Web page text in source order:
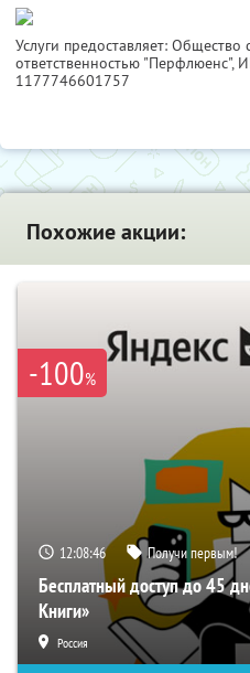
Услуги предоставляет: Общество
ответственностью "Перфлюенс",
1177746601757
Похожие акции:
-100%
12:08:46 Получи первым!
Бесплатный доступ до 45
Книги»
Россия